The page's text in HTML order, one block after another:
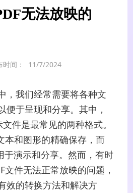
无法放映的
时间： 11/7/2024
，我们经常需要将各种文
便于呈现和分享。其中，
件是最常见的两种格式。
本和图形的精确保存，而
于演示和分享。然而，有时
文件无法正常放映的问题，
效的转换方法和解决方